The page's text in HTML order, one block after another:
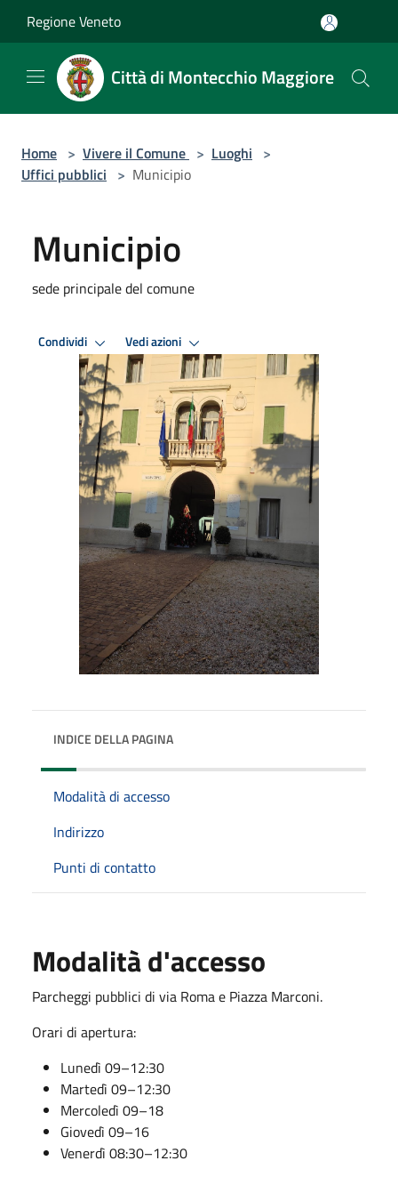
Regione Veneto
Città di Montecchio Maggiore
Home > Vivere il Comune > Luoghi >
Uffici pubblici > Municipio
Municipio
sede principale del comune
Condividi Vedi azioni
INDICE DELLA PAGINA
Modalità di accesso
Indirizzo
Punti di contatto
Modalità d'accesso
Parcheggi pubblici di via Roma e Piazza Marconi.
Orari di apertura:
Lunedì 09–12:30
Martedì 09–12:30
Mercoledì 09–18
Giovedì 09–16
Venerdì 08:30–12:30